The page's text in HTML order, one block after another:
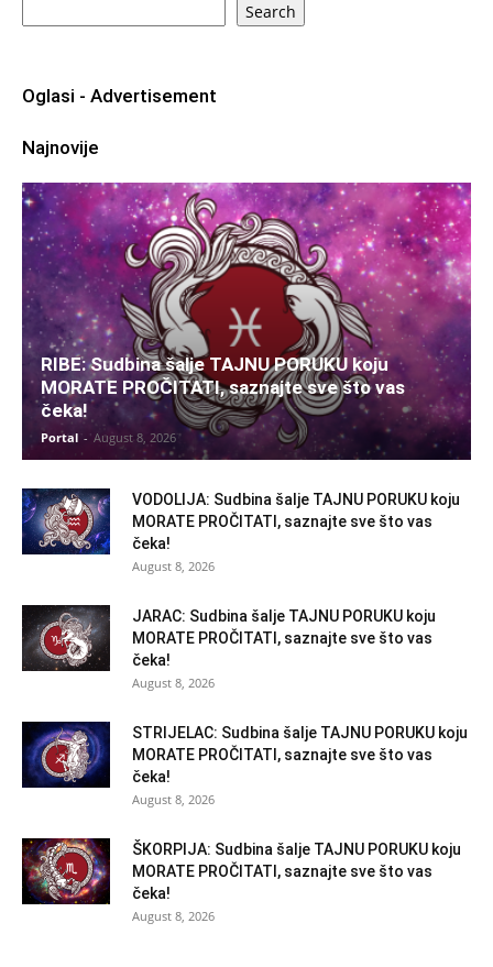
Search
Oglasi - Advertisement
Najnovije
RIBE: Sudbina šalje TAJNU PORUKU koju
MORATE PROČITATI, saznajte sve što vas
čeka!
Portal - August 8, 2026
VODOLIJA: Sudbina šalje TAJNU PORUKU koju
MORATE PROČITATI, saznajte sve što vas
čeka!
August 8, 2026
JARAC: Sudbina šalje TAJNU PORUKU koju
MORATE PROČITATI, saznajte sve što vas
čeka!
August 8, 2026
STRIJELAC: Sudbina šalje TAJNU PORUKU koju
MORATE PROČITATI, saznajte sve što vas
čeka!
August 8, 2026
ŠKORPIJA: Sudbina šalje TAJNU PORUKU koju
MORATE PROČITATI, saznajte sve što vas
čeka!
August 8, 2026